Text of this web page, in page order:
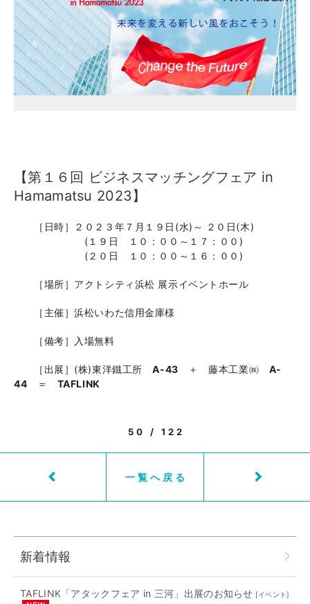
【第１６回 ビジネスマッチングフェア in
Hamamatsu 2023】
［日時］２０２３年７月１９日(水)～ ２０日(木)
(１９日 １０：００～１７：００)
(２０日 １０：００～１６：００)
［場所］アクトシティ浜松 展示イベントホール
［主催］浜松いわた信用金庫様
［備考］入場無料
［出展］(株)東洋鐵工所A-43 ＋ 藤本工業㈱ A-
44 ＝ TAFLINK
50 / 122
一覧へ戻る
新着情報
TAFLINK「アタックフェア in 三河」出展のお知らせ [イベント]